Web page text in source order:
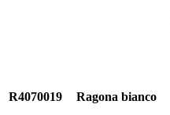
R4070019 Ragona bianco